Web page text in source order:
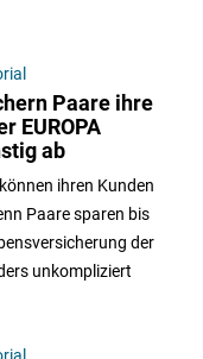
Paare ihre
EUROPA
ab
ihren Kunden
Paare sparen bis
der
unkompliziert